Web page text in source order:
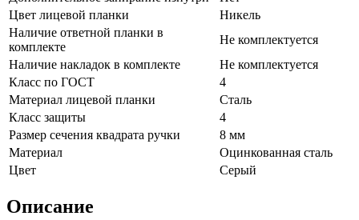
Цвет лицевой планки
Никель
Наличие ответной планки в
комплекте
Не комплектуется
Наличие накладок в комплекте
Не комплектуется
Класс по ГОСТ
4
Материал лицевой планки
Сталь
Класс защиты
4
Размер сечения квадрата ручки
8 мм
Материал
Оцинкованная сталь
Цвет
Серый
Описание